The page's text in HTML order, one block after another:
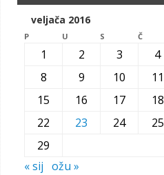
veljača 2016
P U S Č
1 2 3 4
8
9 10 11
15
16 17 18
22
23 24 25
29
« sij ožu »